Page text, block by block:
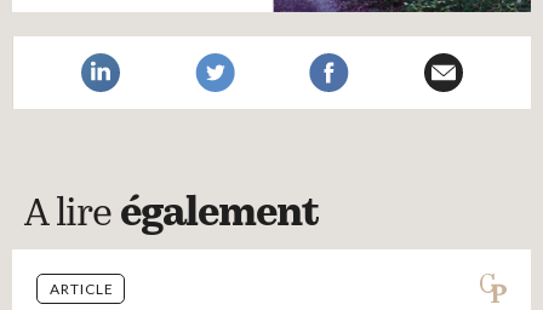
A lire également
ARTICLE